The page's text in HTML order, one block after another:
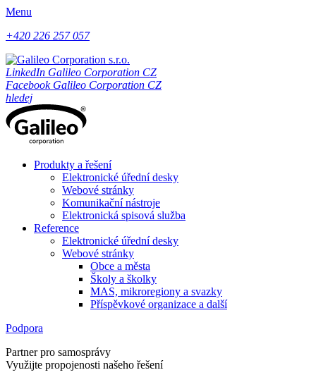
Menu
+420 226 257 057
LinkedIn Galileo Corporation CZ
Facebook Galileo Corporation CZ
hledej
Produkty a řešení
Elektronické úřední desky
Webové stránky
Komunikační nástroje
Elektronická spisová služba
Reference
Elektronické úřední desky
Webové stránky
Obce a města
Školy a školky
MAS, mikroregiony a svazky
Příspěvkové organizace a další
Podpora
Partner pro samosprávy
Využijte propojenosti našeho řešení